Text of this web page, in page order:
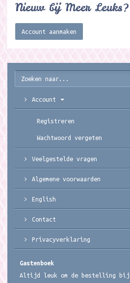
Nieuw bij Meer Leuks?
Account aanmaken
Account
Registreren
Wachtwoord vergeten
Veelgestelde vragen
Algemene voorwaarden
English
Contact
Privacyverklaring
Gastenboek
Altijd leuk om de bestelling